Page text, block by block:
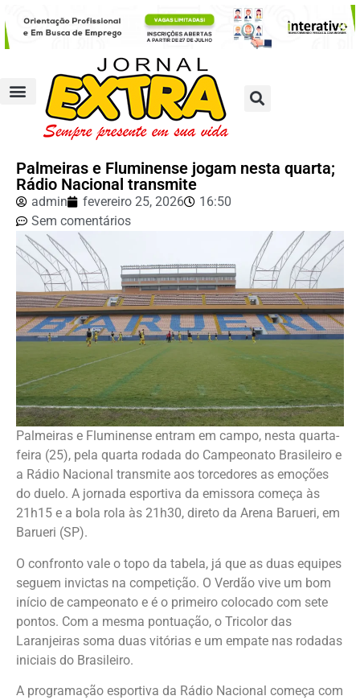
Palmeiras e Fluminense jogam nesta quarta;
Rádio Nacional transmite
admin fevereiro 25, 2026
16:50
Sem comentários
Palmeiras e Fluminense entram em campo, nesta quarta-
feira (25), pela quarta rodada do Campeonato Brasileiro e
a Rádio Nacional transmite aos torcedores as emoções
do duelo. A jornada esportiva da emissora começa às
21h15 e a bola rola às 21h30, direto da Arena Barueri, em
Barueri (SP).
O confronto vale o topo da tabela, já que as duas equipes
seguem invictas na competição. O Verdão vive um bom
início de campeonato e é o primeiro colocado com sete
pontos. Com a mesma pontuação, o Tricolor das
Laranjeiras soma duas vitórias e um empate nas rodadas
iniciais do Brasileiro.
A programação esportiva da Rádio Nacional começa com